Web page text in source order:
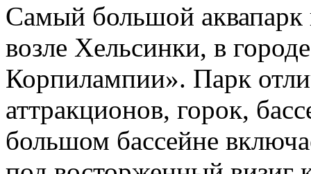
Самый большой аквапарк
возле Хельсинки, в
Корпилампии». Парк
аттракционов, горок,
большом бассейне